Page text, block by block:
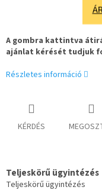
A gombra kattintva
ajánlat kérését tudjuk
Részletes információ
KÉRDÉS
Teljeskörű ügyintézés
Teljeskörű ügyintézés